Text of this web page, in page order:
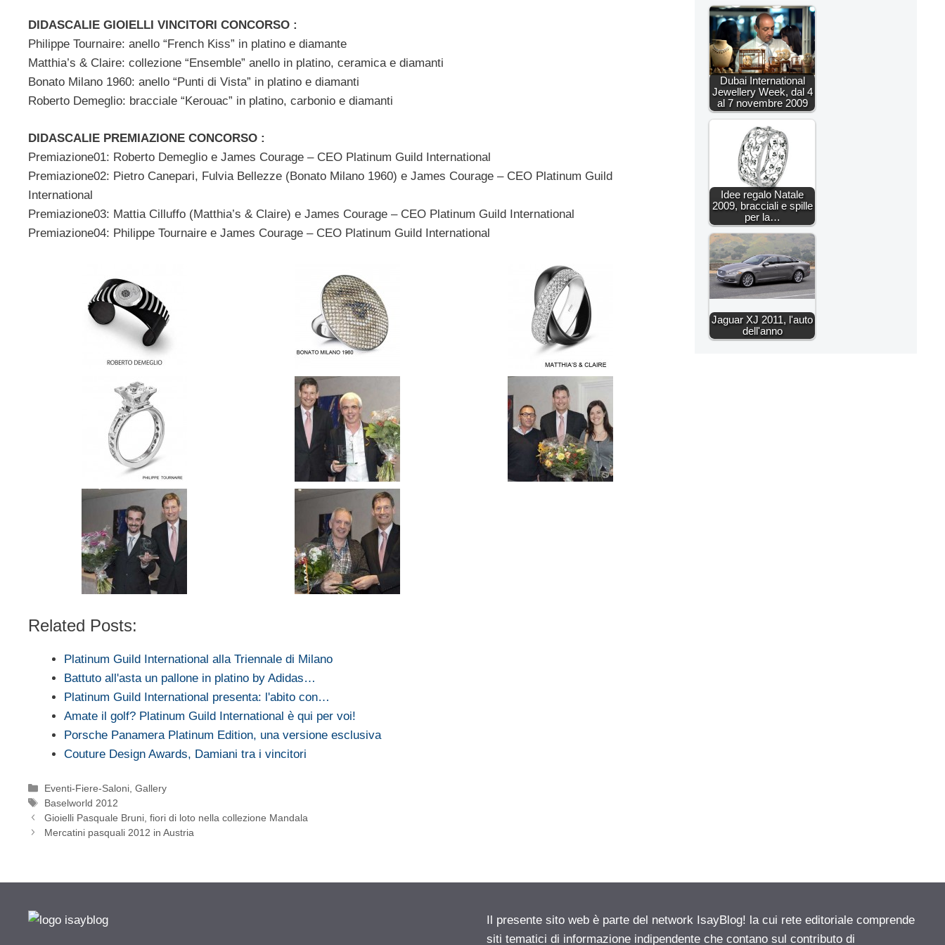
DIDASCALIE GIOIELLI VINCITORI CONCORSO :
Philippe Tournaire: anello “French Kiss” in platino e diamante
Matthia’s & Claire: collezione “Ensemble” anello in platino, ceramica e diamanti
Bonato Milano 1960: anello “Punti di Vista” in platino e diamanti
Roberto Demeglio: bracciale “Kerouac” in platino, carbonio e diamanti
DIDASCALIE PREMIAZIONE CONCORSO :
Premiazione01: Roberto Demeglio e James Courage – CEO Platinum Guild International
Premiazione02: Pietro Canepari, Fulvia Bellezze (Bonato Milano 1960) e James Courage – CEO Platinum Guild
International
Premiazione03: Mattia Cilluffo (Matthia’s & Claire) e James Courage – CEO Platinum Guild International
Premiazione04: Philippe Tournaire e James Courage – CEO Platinum Guild International
Related Posts:
Platinum Guild International alla Triennale di Milano
Battuto all'asta un pallone in platino by Adidas…
Platinum Guild International presenta: l'abito con…
Amate il golf? Platinum Guild International è qui per voi!
Porsche Panamera Platinum Edition, una versione esclusiva
Couture Design Awards, Damiani tra i vincitori
Categorie
Eventi-Fiere-Saloni ,Gallery
Tag
Baselworld 2012
Gioielli Pasquale Bruni, fiori di loto nella collezione Mandala
Mercatini pasquali 2012 in Austria
Dubai International
Jewellery Week, dal 4
al 7 novembre 2009
Idee regalo Natale
2009, bracciali e spille
per la…
Jaguar XJ 2011, l'auto
dell'anno
Il presente sito web è parte del network IsayBlog! la cui rete editoriale comprende
siti tematici di informazione indipendente che contano sul contributo di